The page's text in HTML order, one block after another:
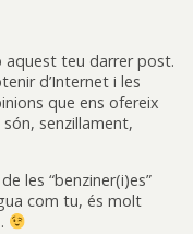
aquest teu darrer post.
d’Internet i les
que ens ofereix
senzillament,
les “benziner(i)es”
com tu, és molt